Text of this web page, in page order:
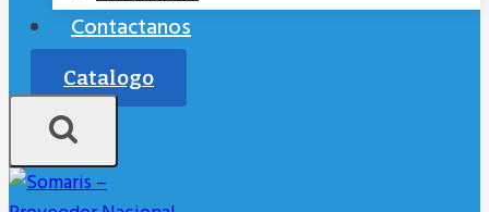
Contactanos
Catalogo